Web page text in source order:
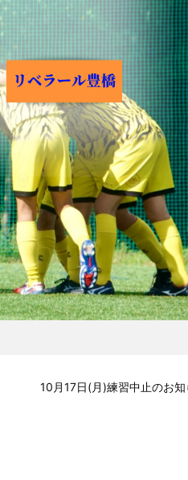
10月17日(月)練習中止のお